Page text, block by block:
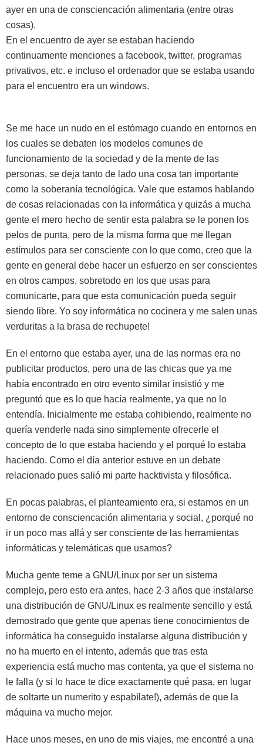
ayer en una de consciencación alimentaria (entre otras
cosas).
En el encuentro de ayer se estaban haciendo
continuamente menciones a facebook, twitter, programas
privativos, etc. e incluso el ordenador que se estaba usando
para el encuentro era un windows.
Se me hace un nudo en el estómago cuando en entornos en
los cuales se debaten los modelos comunes de
funcionamiento de la sociedad y de la mente de las
personas, se deja tanto de lado una cosa tan importante
como la soberanía tecnológica. Vale que estamos hablando
de cosas relacionadas con la informática y quizás a mucha
gente el mero hecho de sentir esta palabra se le ponen los
pelos de punta, pero de la misma forma que me llegan
estímulos para ser consciente con lo que como, creo que la
gente en general debe hacer un esfuerzo en ser conscientes
en otros campos, sobretodo en los que usas para
comunicarte, para que esta comunicación pueda seguir
siendo libre. Yo soy informática no cocinera y me salen unas
verduritas a la brasa de rechupete!
En el entorno que estaba ayer, una de las normas era no
publicitar productos, pero una de las chicas que ya me
había encontrado en otro evento similar insistió y me
preguntó que es lo que hacía realmente, ya que no lo
entendía. Inicialmente me estaba cohibiendo, realmente no
quería venderle nada sino simplemente ofrecerle el
concepto de lo que estaba haciendo y el porqué lo estaba
haciendo. Como el día anterior estuve en un debate
relacionado pues salió mi parte hacktivista y filosófica.
En pocas palabras, el planteamiento era, si estamos en un
entorno de consciencación alimentaria y social, ¿porqué no
ir un poco mas allá y ser consciente de las herramientas
informáticas y telemáticas que usamos?
Mucha gente teme a GNU/Linux por ser un sistema
complejo, pero esto era antes, hace 2-3 años que instalarse
una distribución de GNU/Linux es realmente sencillo y está
demostrado que gente que apenas tiene conocimientos de
informática ha conseguido instalarse alguna distribución y
no ha muerto en el intento, además que tras esta
experiencia está mucho mas contenta, ya que el sistema no
le falla (y si lo hace te dice exactamente qué pasa, en lugar
de soltarte un numerito y espabílate!), además de que la
máquina va mucho mejor.
Hace unos meses, en uno de mis viajes, me encontré a una